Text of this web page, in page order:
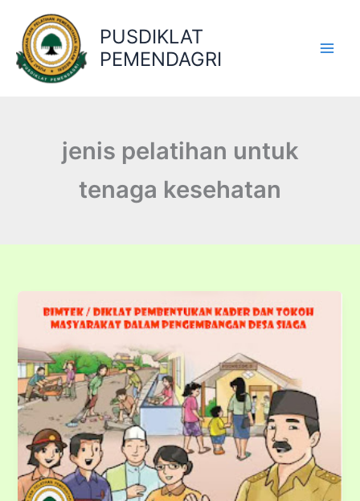
konten
PUSDIKLAT
PEMENDAGRI
jenis pelatihan untuk
tenaga kesehatan